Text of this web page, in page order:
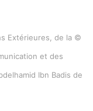
Extérieures, de la
et des
Ibn Badis de